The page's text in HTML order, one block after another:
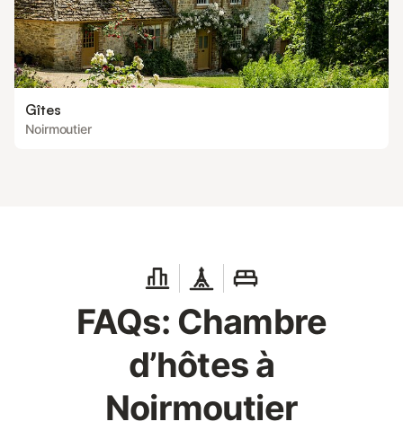
Gîtes
Noirmoutier
FAQs: Chambre
d’hôtes à
Noirmoutier